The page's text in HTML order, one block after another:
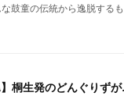
鼓童の伝統から逸脱する
【HACHA